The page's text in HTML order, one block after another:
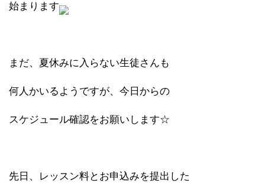
始まります
まだ、夏休みに入らない生徒さんも
何人かいるようですが、今日からの
スケジュール確認をお願いします☆
先日、レッスン料とお申込みを提出した